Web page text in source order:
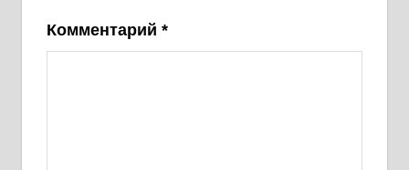
Комментарий *